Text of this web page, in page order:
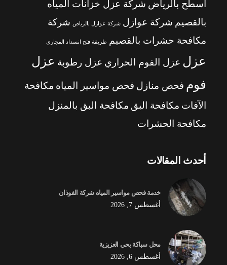
أسطح بالرياض شركة عزل خزانات المياه
بالقصيم شركة عوازل شركة عوازل بالرياض شركة
مكافحة حشرات بالقصيم طريقة فتح انسداد المجاري
عزل عزل الفوم الحراري عزل رطوبة عزل
فوم فحص منازل فحص مواسير المياه مكافحة
الآفات مكافحة البق مكافحة البق بالمنزل
مكافحة الحشرات
أحدث المقالات
خدمة فحص مواسير المياه شركة الفوذان
أغسطس 7, 2026
محل سباكة بحي العزيزية
أغسطس 6, 2026